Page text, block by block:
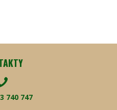
740 747